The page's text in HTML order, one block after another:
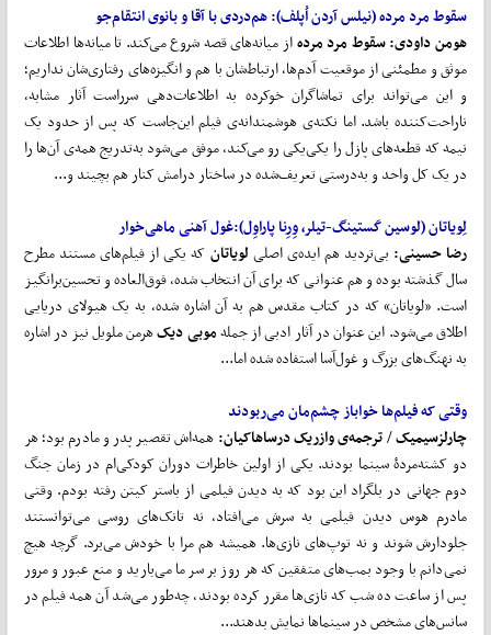
سقوط مرد مرده (نیلس آردن اُپلف):همدردی با آقا و بانوی انتقامجو
هومن داودی: سقوط مرد مردهاز میانه‌های قصه شروع می‌کند. تا میانه‌ها اطلاعات
موثق و مطمئنی از موقعیت آدم‌ها، ‌ارتباط‌‌شان با هم و انگیزه‌های رفتاری‌شان نداریم؛
و این می‌تواند برای تماشاگران خوکرده به اطلاعات‌دهی سرراست آثار مشابه،
ناراحت‌کننده باشد. اما نکته‌ی هوشمندانه‌ی فیلم این‌جاست که پس از حدود یک
نیمه که قطعه‌های پازل را یکی‌یکی رو می‌کند، موفق می‌شود به‌تدریج همه‌ی آن‌ها را
در یک کل واحد و به‌درستی تعریف‌شده در ساختار درامش کنار هم بچیند و...
لِویاتان (لوسین کَستینگ-تیلر، وِرِنا پاراوِل):غول آهنی ماهیخوار
رضا حسینی: بی‌تردید هم ایده‌ی اصلیلویاتانکه یکی از فیلم‌های مستند مطرح
سال گذشته بوده و هم عنوانی که برای آن انتخاب شده، فوق‌العاده و تحسین‌برانگیز
است. «لویاتان» که در کتاب مقدس هم به آن اشاره شده، به یک هیولای دریایی
اطلاق می‌شود. این عنوان در آثار ادبی از جملهموبی دیکهرمن ملویل نیز در اشاره
به نهنگ‌های بزرگ و غول‌آسا استفاده شده اما...
وقتی که فیلمها خواباز چشممان میربودند
چارلزسیمیک/ترجمه‌ی وازریک درساهاکیان:همه‌اش تقصیر پدر و مادرم بود؛ هر
دو کشته‌مردۀ سینما بودند. یکی از اولین خاطرات دوران کودکی‌ام در زمان جنگ
دوم جهانی در بلگراد این بود که به دیدن فیلمی از باستر کیتن رفته بودم. وقتی
مادرم هوس دیدن فیلمی به سرش می‌افتاد، نه تانک‌های روسی می‌توانستند
جلودارش شوند و نه توپ‌های نازی‌ها. همیشه هم مرا با خودش می‌برد. گرچه هیچ
نمی‌دانم با وجود بمب‌های متفقین که هر روز بر سر ما می‌بارید و منع عبور و مرور
پس از ساعت ده شب که نازی‌ها مقرر کرده بودند، چه‌طور می‌شد آن همه فیلم در
سانس‌های مشخص در سینماها نمایش بدهند...